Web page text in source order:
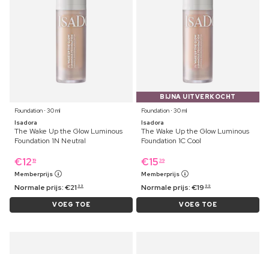
Foundation ⋅ 30 ml
Isadora
The Wake Up the Glow Luminous
Foundation 1N Neutral
€12 19
Memberprijs
Normale prijs:€21 99
VOEG TOE
BIJNA UITVERKOCHT
Foundation ⋅ 30 ml
Isadora
The Wake Up the Glow Luminous
Foundation 1C Cool
€15 39
Memberprijs
Normale prijs:€19 99
VOEG TOE